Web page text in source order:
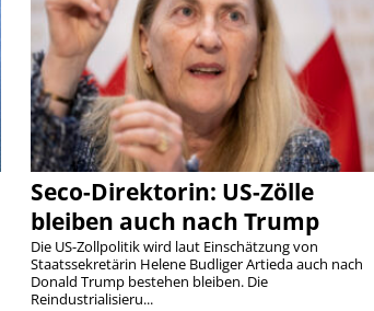
Seco-Direktorin: US-Zölle
bleiben auch nach Trump
Die US-Zollpolitik wird laut Einschätzung von
Staatssekretärin Helene Budliger Artieda auch nach
Donald Trump bestehen bleiben. Die
Reindustrialisieru...